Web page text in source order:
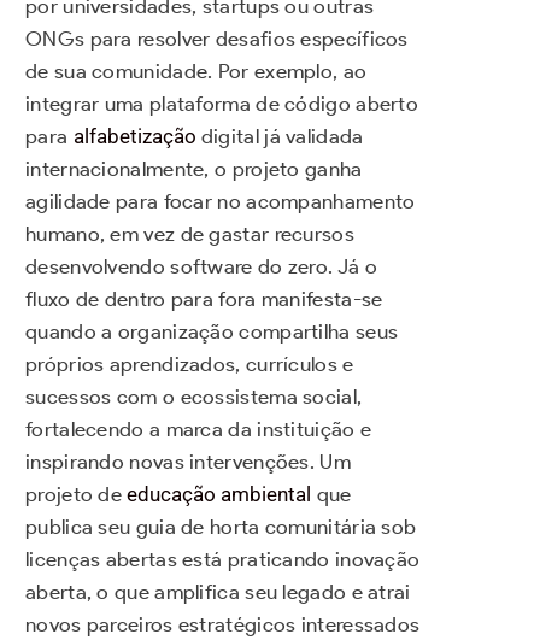
por universidades, startups ou outras
ONGs para resolver desafios específicos
de sua comunidade. Por exemplo, ao
integrar uma plataforma de código aberto
para alfabetização digital já validada
internacionalmente, o projeto ganha
agilidade para focar no acompanhamento
humano, em vez de gastar recursos
desenvolvendo software do zero. Já o
fluxo de dentro para fora manifesta-se
quando a organização compartilha seus
próprios aprendizados, currículos e
sucessos com o ecossistema social,
fortalecendo a marca da instituição e
inspirando novas intervenções. Um
projeto deeducação ambiental que
publica seu guia de horta comunitária sob
licenças abertas está praticando inovação
aberta, o que amplifica seu legado e atrai
novos parceiros estratégicos interessados